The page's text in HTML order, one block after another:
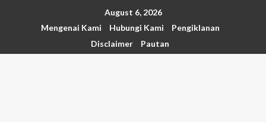
August 6, 2026
Mengenai Kami
Hubungi Kami
Pengiklanan
Disclaimer
Pautan